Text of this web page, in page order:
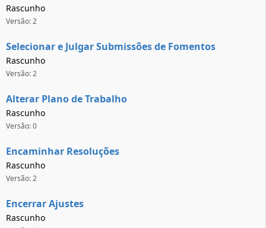
Rascunho
Versão: 2
Selecionar e Julgar Submissões de Fomentos
Rascunho
Versão: 2
Alterar Plano de Trabalho
Rascunho
Versão: 0
Encaminhar Resoluções
Rascunho
Versão: 2
Encerrar Ajustes
Rascunho